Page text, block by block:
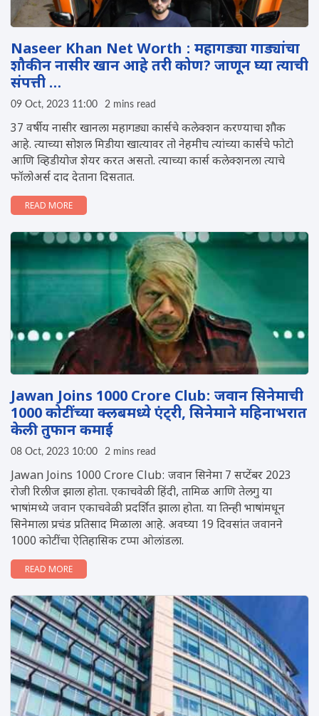
Naseer Khan Net Worth : महागड्या गाड्यांचा
शौकीन नासीर खान आहे तरी कोण? जाणून घ्या त्याची
संपत्ती …
09 Oct, 2023 11:00 2 mins read
37 वर्षीय नासीर खानला महागड्या कार्सचे कलेक्शन करण्याचा शौक
आहे. त्याच्या सोशल मिडीया खात्यावर तो नेहमीच त्यांच्या कार्सचे फोटो
आणि व्हिडीयोज शेयर करत असतो. त्याच्या कार्स कलेक्शनला त्याचे
फॉलोअर्स दाद देताना दिसतात.
READ MORE
Jawan Joins 1000 Crore Club: जवान सिनेमाची
1000 कोटींच्या क्लबमध्ये एंट्री, सिनेमाने महिनाभरात
केली तुफान कमाई
08 Oct, 2023 10:00 2 mins read
Jawan Joins 1000 Crore Club: जवान सिनेमा 7 सप्टेंबर 2023
रोजी रिलीज झाला होता. एकाचवेळी हिंदी, तामिळ आणि तेलगु या
भाषांमध्ये जवान एकाचवेळी प्रदर्शित झाला होता. या तिन्ही भाषांमधून
सिनेमाला प्रचंड प्रतिसाद मिळाला आहे. अवघ्या 19 दिवसांत जवानने
1000 कोटींचा ऐतिहासिक टप्पा ओलांडला.
READ MORE